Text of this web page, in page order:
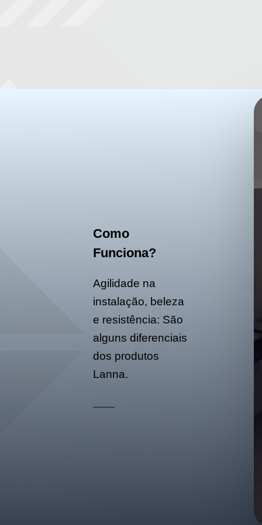
Como
Funciona?
Agilidade na
instalação, beleza
e resistência: São
alguns diferenciais
dos produtos
Lanna.